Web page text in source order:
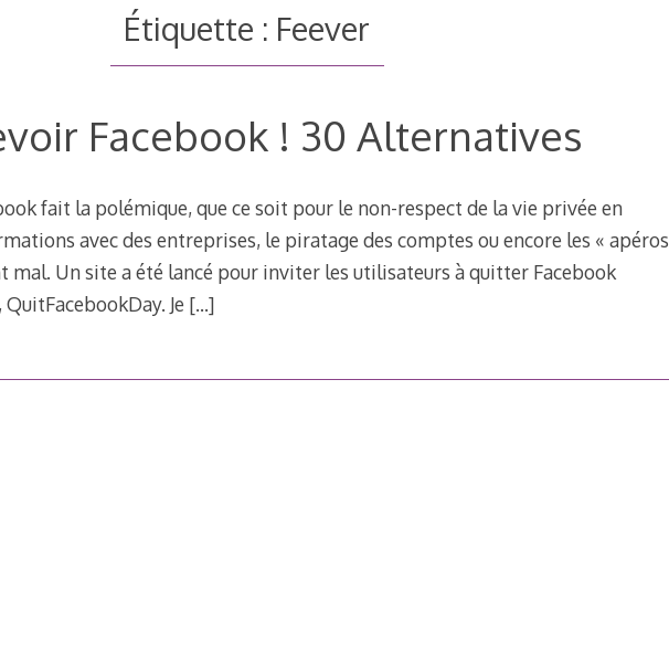
Étiquette : Feever
Facebook ! 30 Alternatives
fait la polémique, que ce soit pour le non-respect de la vie privée en
avec des entreprises, le piratage des comptes ou encore les « apéros
mal. Un site a été lancé pour inviter les utilisateurs à quitter Facebook
QuitFacebookDay. Je […]